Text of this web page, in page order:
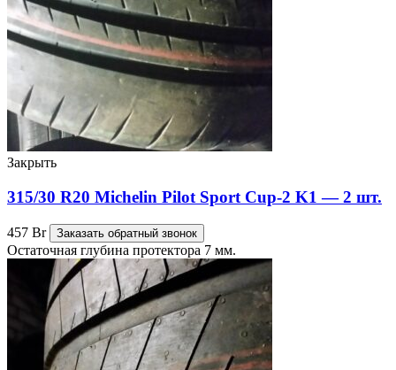
Закрыть
315/30 R20 Michelin Pilot Sport Cup-2 K1 — 2 шт.
457 Br Заказать обратный звонок
Остаточная глубина протектора 7 мм.